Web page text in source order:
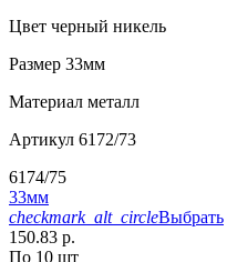
Цвет черный никель
Размер 33мм
Материал металл
Артикул 6172/73
6174/75
33мм
checkmark_alt_circleВыбрать
150.83 р.
По 10 шт